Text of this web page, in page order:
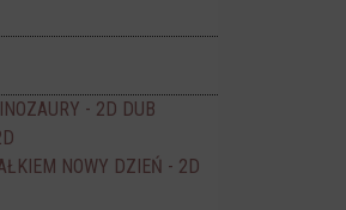
- 2D DUB
NOWY DZIEŃ - 2D